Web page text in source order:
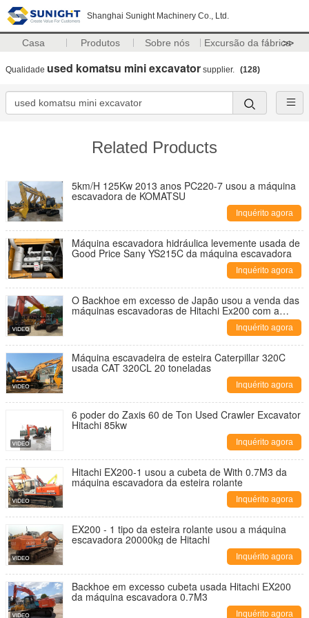
Shanghai Sunight Machinery Co., Ltd.
Casa Produtos Sobre nós Excursão da fábrica
>>
Qualidade used komatsu mini excavator supplier. (128)
Related Products
5km/H 125Kw 2013 anos PC220-7 usou a máquina
escavadora de KOMATSU
Inquérito agora
Máquina escavadora hidráulica levemente usada de
Good Price Sany YS215C da máquina escavadora
Inquérito agora
O Backhoe em excesso de Japão usou a venda das
máquinas escavadoras de Hitachi Ex200 com a
Inquérito agora
Máquina escavadeira de esteira Caterpillar 320C
usada CAT 320CL 20 toneladas
Inquérito agora
6 poder do Zaxis 60 de Ton Used Crawler Excavator
Hitachi 85kw
Inquérito agora
Hitachi EX200-1 usou a cubeta de With 0.7M3 da
máquina escavadora da esteira rolante
Inquérito agora
EX200 - 1 tipo da esteira rolante usou a máquina
escavadora 20000kg de Hitachi
Inquérito agora
Backhoe em excesso cubeta usada Hitachi EX200
da máquina escavadora 0.7M3
Inquérito agora